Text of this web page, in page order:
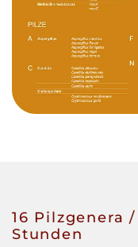
16 Pilzgenera
Stunden